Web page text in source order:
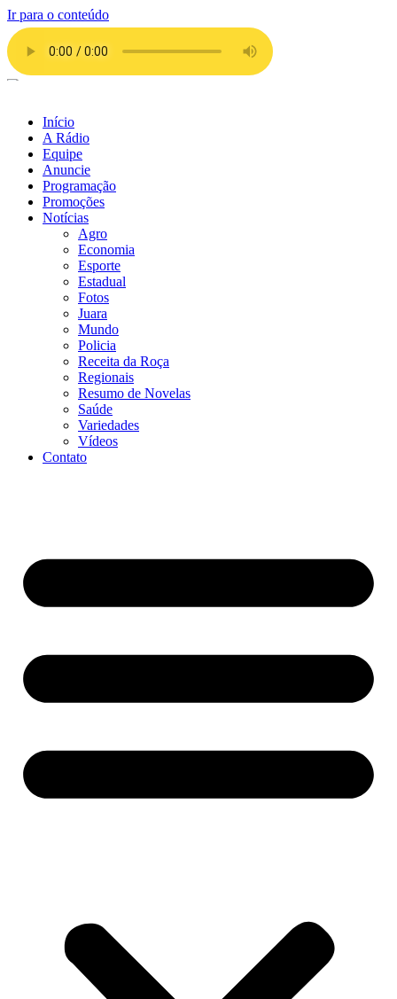
Ir para o conteúdo
Início
A Rádio
Equipe
Anuncie
Programação
Promoções
Notícias
Agro
Economia
Esporte
Estadual
Fotos
Juara
Mundo
Policia
Receita da Roça
Regionais
Resumo de Novelas
Saúde
Variedades
Vídeos
Contato